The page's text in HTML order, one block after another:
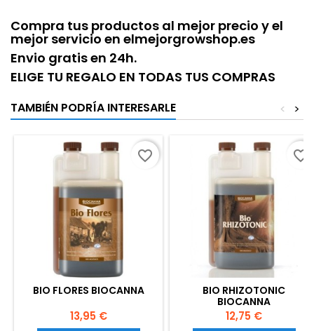
Compra tus productos al mejor precio y el
mejor servicio en elmejorgrowshop.es
Envio gratis en 24h.
ELIGE TU REGALO EN TODAS TUS COMPRAS
TAMBIÉN PODRÍA INTERESARLE >
<
BIO FLORES BIOCANNA
Precio
13,95 €
favorite_border
BIO RHIZOTONIC
BIOCANNA
Precio
12,75 €
favorite_border